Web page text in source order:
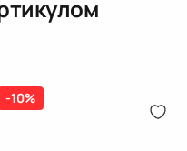
информация
информация 2
и Оплата
-10%